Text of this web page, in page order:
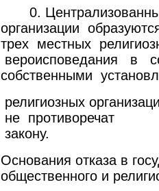
0.
организации
трех местных
вероисповедания в
собственными
религиозных
не противоречат
Основания отказа в
общественного и